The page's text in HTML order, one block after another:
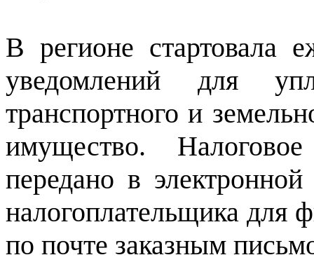
В регионе стартовала
уведомлений для
транспортного и
имущество.
передано в
налогоплательщика для
по почте заказным